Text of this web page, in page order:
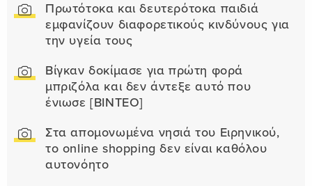
Πρωτότοκα και δευτερότοκα παιδιά
εμφανίζουν διαφορετικούς κινδύνους για
την υγεία τους
Βίγκαν δοκίμασε για πρώτη φορά
μπριζόλα και δεν άντεξε αυτό που
ένιωσε [ΒΙΝΤΕΟ]
Στα απομονωμένα νησιά του Ειρηνικού,
το online shopping δεν είναι καθόλου
αυτονόητο